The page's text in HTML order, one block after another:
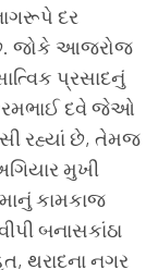
દર
જોકે આજરોજ
પ્રસાદનું
દવે જેઓ
રહ્યાં છે, તેમજ
મુખી
કામકાજ
બનાસકાંઠા
થરાદના નગર